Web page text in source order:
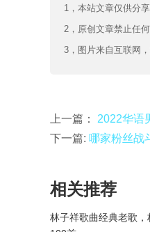
1，本站文章仅供分
2，原创文章禁止任
3，图片来自互联网
上一篇： 2022华语
下一篇: 哪家粉丝战
相关推荐
林子祥歌曲经典老歌